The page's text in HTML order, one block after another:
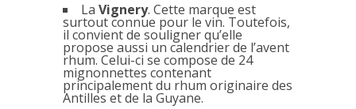
La Vignery. Cette marque est
surtout connue pour le vin. Toutefois,
il convient de souligner qu’elle
propose aussi un calendrier de l’avent
rhum. Celui-ci se compose de 24
mignonnettes contenant
principalement du rhum originaire des
Antilles et de la Guyane.